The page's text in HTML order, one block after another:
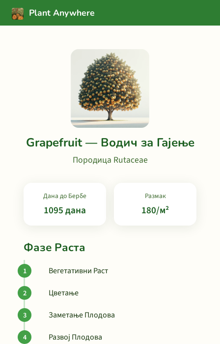
Plant Anywhere
Grapefruit — Водич за Гајење
Породица Rutaceae
Дана до Бербе
1095 дана
Размак
180/м²
Фазе Раста
Вегетативни Раст
Цветање
Заметање Плодова
Развој Плодова